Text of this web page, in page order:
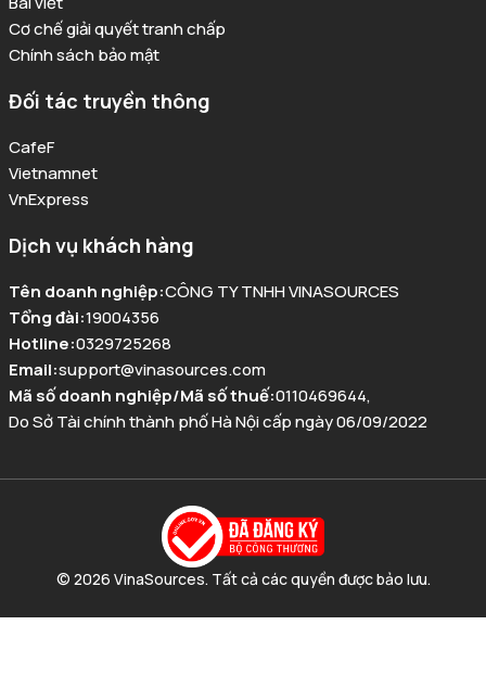
Cơ chế giải quyết tranh chấp
Chính sách bảo mật
Đối tác truyền thông
CafeF
Vietnamnet
VnExpress
Dịch vụ khách hàng
Tên doanh nghiệp:CÔNG TY TNHH VINASOURCES
Tổng đài:19004356
Hotline:0329725268
Email:support@vinasources.com
Mã số doanh nghiệp/Mã số thuế:0110469644,
Do Sở Tài chính thành phố Hà Nội cấp ngày 06/09/2022
© 2026 VinaSources. Tất cả các quyền được bảo lưu.